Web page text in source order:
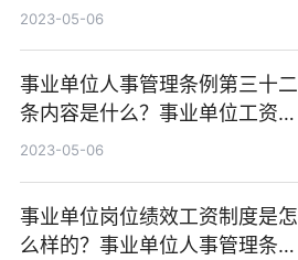
2023-05-06
事业单位人事管理条例第三十二
条内容是什么？事业单位工资构
成都包含什么内容？
2023-05-06
事业单位岗位绩效工资制度是怎
么样的？事业单位人事管理条例